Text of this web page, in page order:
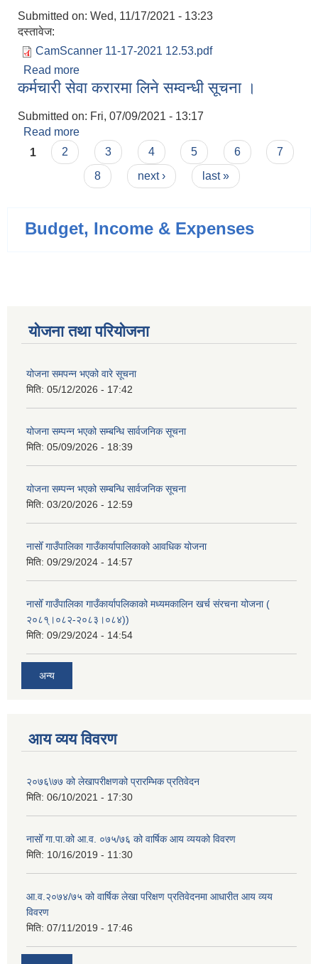
Submitted on: Wed, 11/17/2021 - 13:23
दस्तावेज:
CamScanner 11-17-2021 12.53.pdf
Read more
कार्यपालिकाको बैठको निर्णयहरू ।
कर्मचारी सेवा करारमा लिने सम्वन्धी सूचना ।
Submitted on: Fri, 07/09/2021 - 13:17
Read more
Pages
1 2 3 4 5 6
7
8
next › last »
Budget, Income & Expenses
योजना तथा परियोजना
योजना समपन्न भएको वारे सूचना
मिति: 05/12/2026 - 17:42
योजना सम्पन्न भएको सम्बन्धि सार्वजनिक सूचना
मिति: 05/09/2026 - 18:39
योजना सम्पन्न भएको सम्बन्धि सार्वजनिक सूचना
मिति: 03/20/2026 - 12:59
नासोँ गाउँपालिका गाउँकार्यापालिकाको आवधिक योजना
मिति: 09/29/2024 - 14:57
नासोँ गाउँपालिका गाउँकार्यापलिकाको मध्यमकालिन खर्च संरचना योजना (
२०८१्।०८२-२०८३।०८४))
मिति: 09/29/2024 - 14:54
अन्य
आय व्यय विवरण
२०७६\७७ को लेखापरीक्षणको प्रारम्भिक प्रतिवेदन
मिति: 06/10/2021 - 17:30
नासोँ गा.पा.को आ.व. ०७५/७६ को वार्षिक आय व्ययको विवरण
मिति: 10/16/2019 - 11:30
आ.व.२०७४/७५ को वार्षिक लेखा परिक्षण प्रतिवेदनमा आधारीत आय व्यय
विवरण
मिति: 07/11/2019 - 17:46